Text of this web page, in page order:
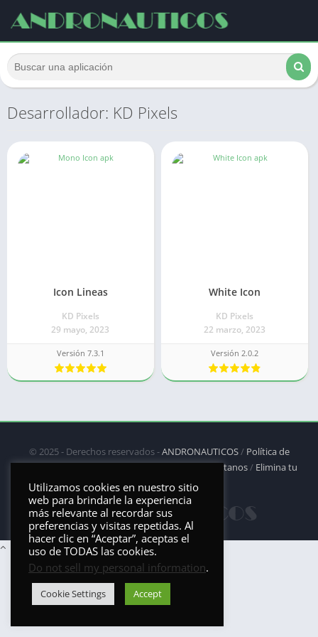
Desarrollador: KD Pixels
Icon Lineas
KD Pixels
29 mayo, 2023
Versión 7.3.1
White Icon
KD Pixels
22 marzo, 2023
Versión 2.0.2
© 2025 - Derechos reservados -ANDRONAUTICOS/ Política de
privacidad/Política de Cookies/DMCA/Contáctanos/ Elimina tu
aplicación
Utilizamos cookies en nuestro sitio
web para brindarle la experiencia
más relevante al recordar sus
preferencias y visitas repetidas. Al
hacer clic en “Aceptar”, aceptas el
uso de TODAS las cookies.
Do not sell my personal information.
Cookie Settings Accept